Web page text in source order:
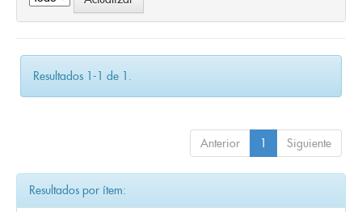
Resultados 1-1 de 1.
Anterior 1 Siguiente
Resultados por ítem: